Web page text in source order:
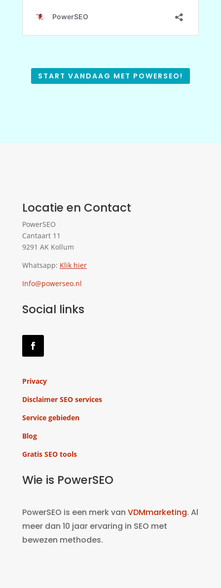
START VANDAAG MET POWERSEO!
Locatie en Contact
PowerSEO
Cantaart 11
9291 AK Kollum
Whatsapp: Klik hier
Info@powerseo.nl
Social links
Privacy
Disclaimer SEO services
Service gebieden
Blog
Gratis SEO tools
Wie is PowerSEO
PowerSEO is een merk van VDMmarketing. Al
meer dan 10 jaar ervaring in SEO met
bewezen methodes.